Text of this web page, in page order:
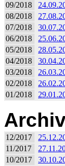
09/2018
08/2018
07/2018
06/2018
05/2018
04/2018
03/2018
02/2018
01/2018
12/2017
11/2017
10/2017